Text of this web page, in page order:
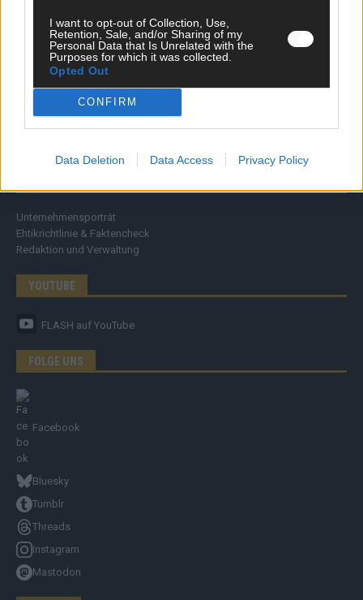
I want to opt-out of Collection, Use,
Retention, Sale, and/or Sharing of my
Personal Data that Is Unrelated with the
Purposes for which it was collected.
Opted Out
CONFIRM
Data Deletion Data Access Privacy Policy
FLASH – DAS VIDEOPORTAL
Unternehmensporträt
Ehtikrichtlinie & Faktencheck
Redaktion und Verwaltung
YOUTUBE
FLASH auf YouTube
FOLGE UNS
Facebook
Bluesky
Tumblr
Threads
Instagram
Mastodon